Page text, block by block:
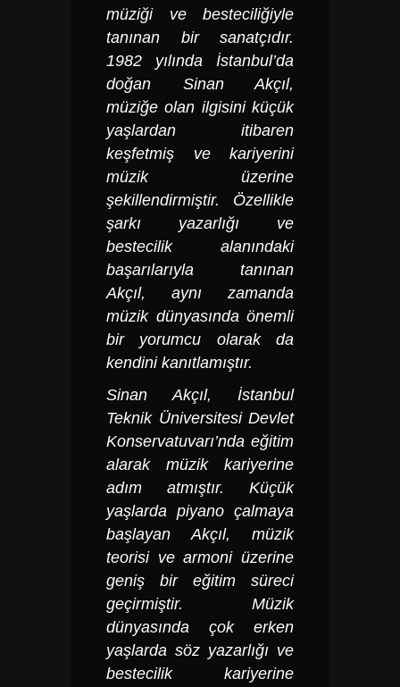
müziği ve besteciliğiyle
tanınan bir sanatçıdır.
1982 yılında İstanbul’da
doğan Sinan Akçıl,
müziğe olan ilgisini küçük
yaşlardan itibaren
keşfetmiş ve kariyerini
müzik üzerine
şekillendirmiştir. Özellikle
şarkı yazarlığı ve
bestecilik alanındaki
başarılarıyla tanınan
Akçıl, aynı zamanda
müzik dünyasında önemli
bir yorumcu olarak da
kendini kanıtlamıştır.
Sinan Akçıl, İstanbul
Teknik Üniversitesi Devlet
Konservatuvarı’nda eğitim
alarak müzik kariyerine
adım atmıştır. Küçük
yaşlarda piyano çalmaya
başlayan Akçıl, müzik
teorisi ve armoni üzerine
geniş bir eğitim süreci
geçirmiştir. Müzik
dünyasında çok erken
yaşlarda söz yazarlığı ve
bestecilik kariyerine